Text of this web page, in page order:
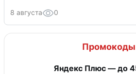
8 августа 0
Промокоды
Яндекс Плюс — до